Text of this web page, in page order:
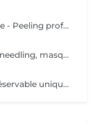
Traitement des mains anti-tâche pigmentaire - Peeling professionnel, masque, crème SPF Lors d'une séance de soin visage, profitez-en pour prendre soin de vos mains et leurs offrir un moment de détente et de régénération.
Traitement Raffermissant des mains - microneedling, masque, crème SPF Lors d'une séance de soin visage, profitez-en pour prendre soin de vos mains et leurs offrir un moment de détente et de régénération.
Soin des Ongles Douceur & Performance (Réservable uniquement en accompagnement d'un soin visage. Merci d'en faire la demande lors de votre prise de rendez-vous.) Le soin des ongles est une expérience délicate qui respecte la nature de l'ongle sans l'altérer. Chaque geste est pensé pour préserver sa structure : les cuticules sont travaillées avec un pousse-cuticules en verre, et les ongles sont limés à l'aide d'une lime en verre, pour un soin à la fois précis, doux et plus respectueux de la planète. Ce rituel inclut de véritables soins traitants formulés avec des actifs ciblés pour hydrater, réparer et sublimer l'ongle en profondeur. Parmi les actifs: Kératine végétale renforce et restructure Huile de ricin nourrit et stimule la croissance Extrait de pistachier lentisque favorise la production naturelle de kératine AHA (acides de fruits) lissent et revitalisent Vitamine C & Hexanal fortifient et protègent Un soin complet pour des ongles naturellement beaux, forts et brillants. Soyez sublime jusqu'au bout des doigts.